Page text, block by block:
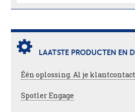
LAATSTE PRODUCTEN EN
Één oplossing. Al je
Spotler Engage